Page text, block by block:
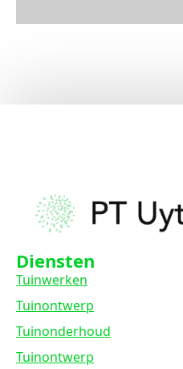
Diensten
Tuinwerken
Tuinontwerp
Tuinonderhoud
Tuinontwerp